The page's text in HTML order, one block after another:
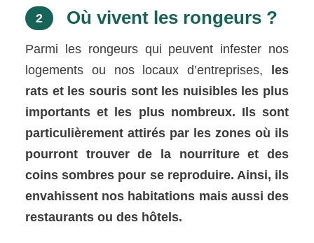
2 Où vivent les rongeurs ?
Parmi les rongeurs qui peuvent infester nos
logements ou nos locaux d’entreprises, les
rats et les souris sont les nuisibles les plus
importants et les plus nombreux. Ils sont
particulièrement attirés par les zones où ils
pourront trouver de la nourriture et des
coins sombres pour se reproduire. Ainsi, ils
envahissent nos habitations mais aussi des
restaurants ou des hôtels.